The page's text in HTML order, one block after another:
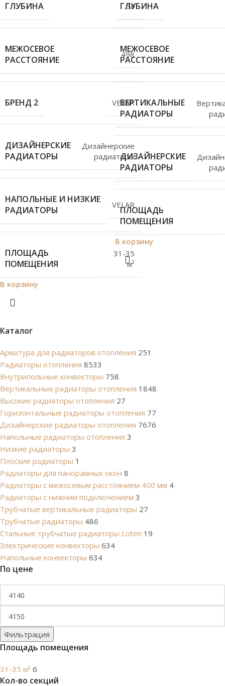
Каталог
Арматура для радиаторов отопления 251
Радиаторы отопления 8533
Внутрипольные конвекторы 758
Вертикальные радиаторы отопления 1848
Высокие радиаторы отопления 27
Горизонтальные радиаторы отопления 77
Дизайнерские радиаторы отопления 7676
Напольные радиаторы отопления 3
Низкие радиаторы 3
Плоские радиаторы 1
Радиаторы для панорамных окон 8
Радиаторы с межосевым расстоянием 400 мм 4
Радиаторы с нижним подключением 3
Трубчатые вертикальные радиаторы 27
Трубчатые радиаторы 486
Cтальные трубчатые радиаторы Loten 19
Электрические конвекторы 634
Напольные конвекторы 634
По цене
Фильтрация
Площадь помещения
31-35 м² 6
Кол-во секций
ГЛУБИНА 54
МЕЖОСЕВОЕ
РАССТОЯНИЕ
498
БРЕНД 2 VELAR
ДИЗАЙНЕРСКИЕ
РАДИАТОРЫ
Дизайнерские
радиаторы
НАПОЛЬНЫЕ И НИЗКИЕ
РАДИАТОРЫ
VELAR
ПЛОЩАДЬ
ПОМЕЩЕНИЯ
31-35
м²
В корзину
ГЛУБИНА
МЕЖОСЕВОЕ
РАССТОЯНИЕ
ВЕРТИКАЛЬНЫЕ
РАДИАТОРЫ
ДИЗАЙНЕРСКИЕ
РАДИАТОРЫ
ПЛОЩАДЬ
ПОМЕЩЕНИЯ
В корзину